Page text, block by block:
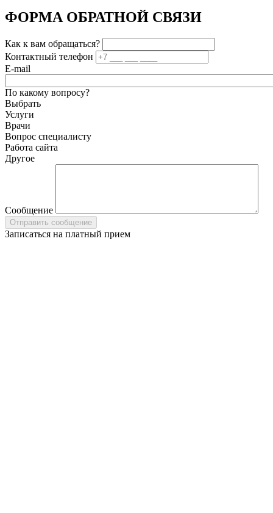
ФОРМА ОБРАТНОЙ СВЯЗИ
Как к вам обращаться?
Контактный телефон
E-mail
По какому вопросу?
Выбрать
Услуги
Врачи
Вопрос специалисту
Работа сайта
Другое
Сообщение
Записаться на платный прием